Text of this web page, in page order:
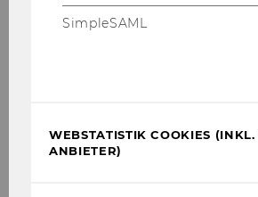
SimpleSAML
WEBSTATISTIK COOKIES (INKL.
ANBIETER)